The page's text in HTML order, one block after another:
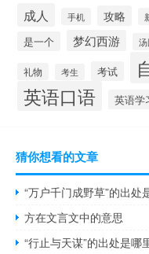
成人 手机 攻略
是一个
梦幻西游 汤
礼物 考生 考试
英语口语 英语学
猜你想看的文章
“万户千门成野草”的出处
方在文言文中的意思
“行止与天谋”的出处是哪